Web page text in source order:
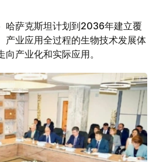
哈萨克斯坦计划到2036年建立覆
产业应用全过程的生物技术发展体
产业化和实际应用。